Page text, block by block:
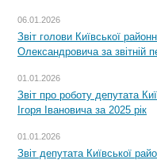
06.01.2026
Звіт голови Київської
Олександровича за звітній
01.01.2026
Звіт про роботу депутата
Ігоря Івановича за 2025 рік
01.01.2026
Звіт депутата Київської